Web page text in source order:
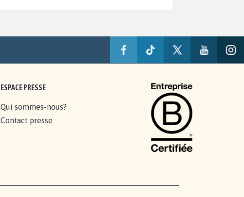
ESPACE PRESSE
Qui sommes-nous?
Contact presse